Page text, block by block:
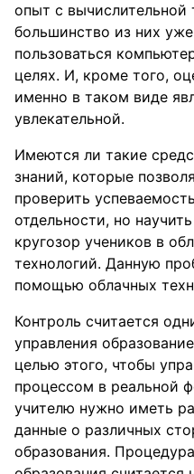
опыт с вычислительной
большинство из них
пользоваться
целях. И, кроме того,
именно в таком виде
увлекательной.
Имеются ли такие
знаний, которые
проверить
отдельности, но
кругозор учеников в
технологий. Данную
помощью облачных
Контроль считается
управления
целью этого, чтобы
процессом в реальной
учителю нужно иметь
данные о различных
образования.